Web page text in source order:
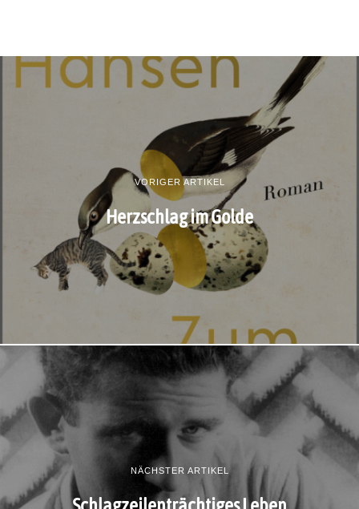
VORIGER ARTIKEL
Herzschlag im Golde
NÄCHSTER ARTIKEL